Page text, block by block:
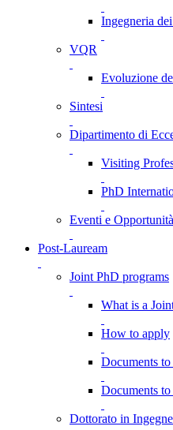
Ingegneria
VQR
Evoluzione
Sintesi
Dipartimento di
Visiting
PhD
Eventi e Opportunità
Post-Lauream
Joint PhD programs
What is a
How to apply
Documents
Documents
Dottorato in